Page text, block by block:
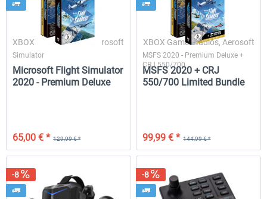
Drzewiecki Design - EPRA Radom
MSFS FREE
Octavi - IFR-1
XBOX Game Studios, Aerosoft
Simulator
Microsoft Flight Simulator
2020 - Premium Deluxe
129,99 € *
65,00 € *
XBOX Game Studios, Aerosoft
MSFS 2020 - Premium Deluxe +
CRJ 550/700
MSFS 2020 + CRJ
550/700 Limited Bundle
144,99 € *
99,99 € *
-8 -8